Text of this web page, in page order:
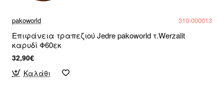
pakoworld 310-000013
Επιφάνεια τραπεζιού Jedre pakoworld τ.Werzalit
καρυδί Φ60εκ
32,90€
Καλάθι